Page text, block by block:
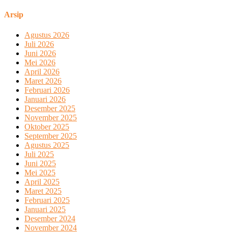
Arsip
Agustus 2026
Juli 2026
Juni 2026
Mei 2026
April 2026
Maret 2026
Februari 2026
Januari 2026
Desember 2025
November 2025
Oktober 2025
September 2025
Agustus 2025
Juli 2025
Juni 2025
Mei 2025
April 2025
Maret 2025
Februari 2025
Januari 2025
Desember 2024
November 2024